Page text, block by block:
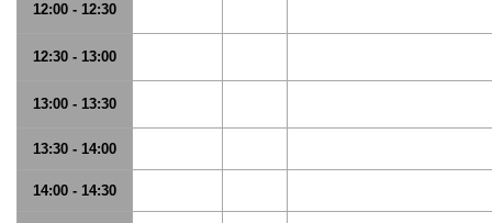
12:00 - 12:30
12:30 - 13:00
13:00 - 13:30
13:30 - 14:00
14:00 - 14:30